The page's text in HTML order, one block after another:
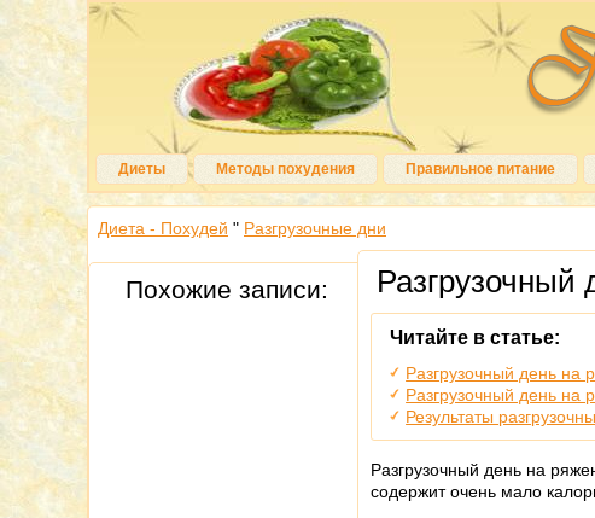
Диеты Методы похудения Правильное питание
Диета - Похудей " Разгрузочные дни
Разгрузочный
Читайте в статье:
Разгрузочный день на
Разгрузочный день на
Результаты
Разгрузочный день на
содержит очень мало
Похожие записи: